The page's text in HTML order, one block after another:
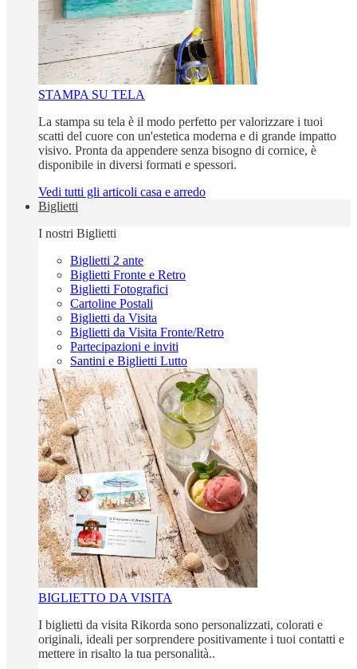
STAMPA SU TELA
La stampa su tela è il modo perfetto per valorizzare i tuoi
scatti del cuore con un'estetica moderna e di grande impatto
visivo. Pronta da appendere senza bisogno di cornice, è
disponibile in diversi formati e spessori.
Vedi tutti gli articoli casa e arredo
Biglietti
I nostri Biglietti
Biglietti 2 ante
Biglietti Fronte e Retro
Biglietti Fotografici
Cartoline Postali
Biglietti da Visita
Biglietti da Visita Fronte/Retro
Partecipazioni e inviti
Santini e Biglietti Lutto
BIGLIETTO DA VISITA
I biglietti da visita Rikorda sono personalizzati, colorati e
originali, ideali per sorprendere positivamente i tuoi contatti e
mettere in risalto la tua personalità..